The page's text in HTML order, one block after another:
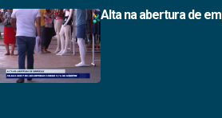
Alta na abertura de